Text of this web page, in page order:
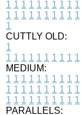
1 1 1 1 1 1 1 1 1 1
1 1 1 1 1 1 1 1 1 1
1
CUTTLY OLD:
1
1 1 1 1 1 1 1 1 1 1
MEDIUM:
1 1 1 1 1 1 1 1 1 1
1 1 1 1 1 1 1 1 1 1
1 1 1 1 1 1 1 1 1 1
PARALLELS: